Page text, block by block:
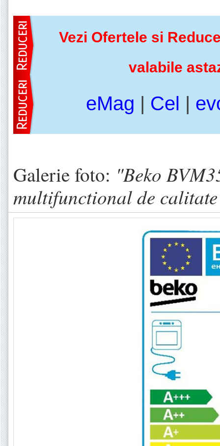
Vezi Ofertele si
valabile
eMag | Cel |
Galerie foto: "Beko
multifunctional de